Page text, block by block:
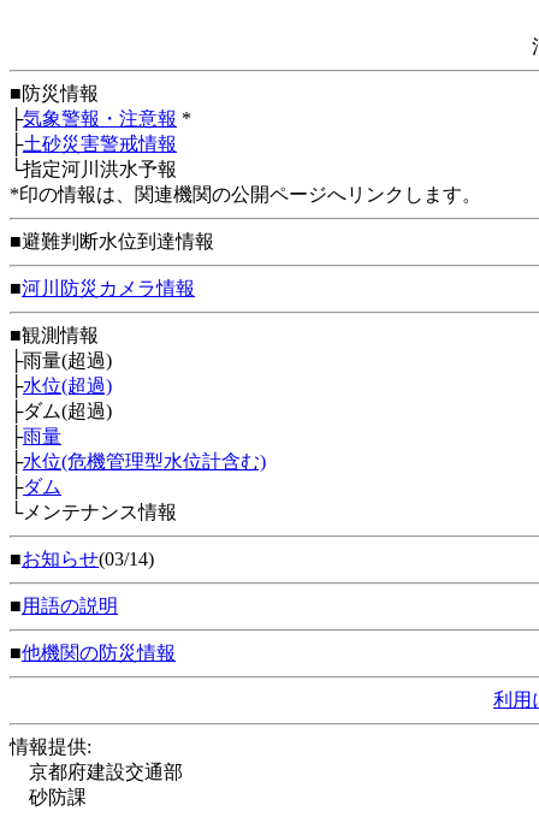
■防災情報
├気象警報・注意報 *
├土砂災害警戒情報
└指定河川洪水予報
*印の情報は、関連機関の公開ページへリンクします。
■避難判断水位到達情報
■河川防災カメラ情報
■観測情報
├雨量(超過)
├水位(超過)
├ダム(超過)
├雨量
├水位(危機管理型水位計含む)
├ダム
└メンテナンス情報
■お知らせ(03/14)
■用語の説明
■他機関の防災情報
利用
情報提供:
京都府建設交通部
砂防課